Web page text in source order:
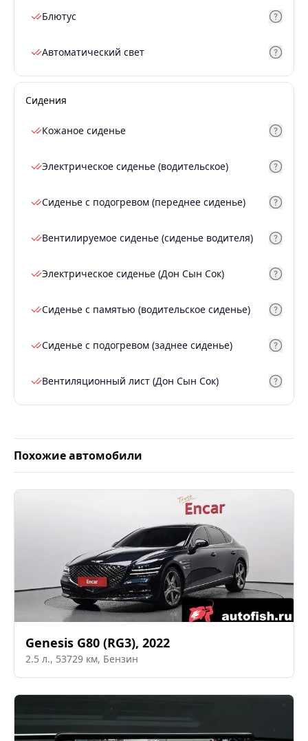
Блютус
Автоматический свет
Сидения
Кожаное сиденье
Электрическое сиденье (водительское)
Сиденье с подогревом (переднее сиденье)
Вентилируемое сиденье (сиденье водителя)
Электрическое сиденье (Дон Сын Сок)
Сиденье с памятью (водительское сиденье)
Сиденье с подогревом (заднее сиденье)
Вентиляционный лист (Дон Сын Сок)
Похожие автомобили
Genesis G80 (RG3), 2022
2.5 л., 53729 км, Бензин